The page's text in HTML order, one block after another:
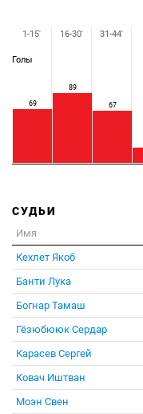
Голы
69
89
67
1-15' 16-30' 31-44'
СУДЬИ
Имя
Кехлет Якоб
Банти Лука
Богнар Тамаш
Гёзюбююк Сердар
Карасев Сергей
Ковач Иштван
Моэн Свен